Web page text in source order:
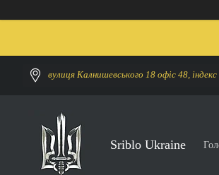
вулиця Калнишевського 18 офіс 48,
Sriblo Ukraine